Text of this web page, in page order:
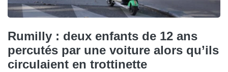
Rumilly : deux enfants de 12 ans
percutés par une voiture alors qu’ils
circulaient en trottinette